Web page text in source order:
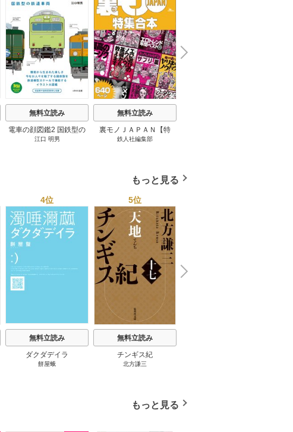
無料立読み
電車の顔図鑑2 国鉄型の
鉄道車両 1巻
江口 明男
無料立読み
裏モノＪＡＰＡＮ【特
集】★超ボリューム版６
トレンド年間ベスト★お
っさん５０人の体験から
学ぶ★夢のようなエロい
楽園３０ 1巻
鉄人社編集部
N
e
x
t
もっと見る
4位
無料立読み
ダクダデイラ
餅屋蛾
5位
無料立読み
チンギス紀
北方謙三
N
x
もっと見る